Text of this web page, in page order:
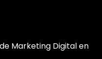
Marketing Digital en